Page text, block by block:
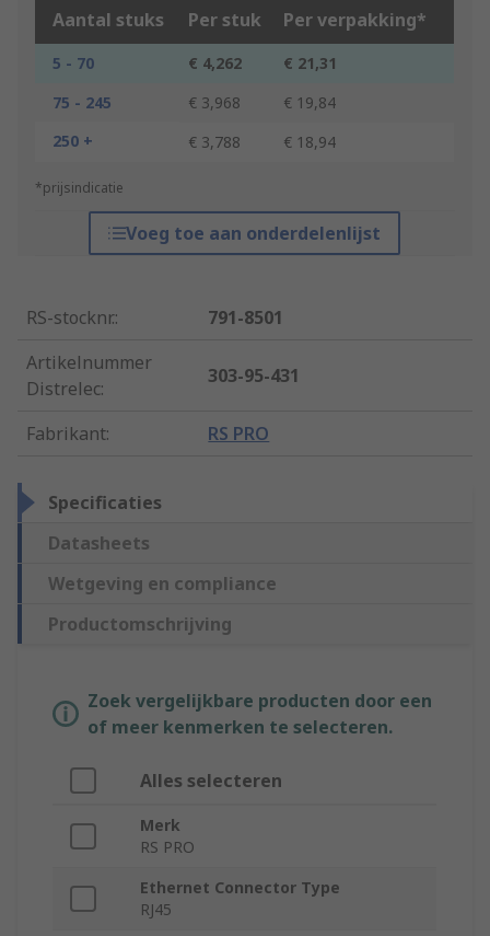
Aantal stuks Per stuk Per verpakking*
5 - 70 € 4,262
€ 21,31
75 - 245
€ 3,968
€ 19,84
250 +
€ 3,788 € 18,94
*prijsindicatie
Voeg toe aan onderdelenlijst
RS-stocknr.:
791-8501
Artikelnummer
Distrelec:
303-95-431
Fabrikant: RS PRO
Specificaties
Datasheets
Wetgeving en compliance
Productomschrijving
Zoek vergelijkbare producten door een
of meer kenmerken te selecteren.
Alles selecteren
Merk
RS PRO
Ethernet Connector Type
RJ45